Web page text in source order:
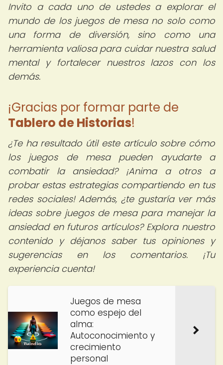
Invito a cada uno de ustedes a explorar el
mundo de los juegos de mesa no solo como
una forma de diversión, sino como una
herramienta valiosa para cuidar nuestra salud
mental y fortalecer nuestros lazos con los
demás.
¡Gracias por formar parte de
Tablero de Historias!
¿Te ha resultado útil este artículo sobre cómo
los juegos de mesa pueden ayudarte a
combatir la ansiedad? ¡Anima a otros a
probar estas estrategias compartiendo en tus
redes sociales! Además, ¿te gustaría ver más
ideas sobre juegos de mesa para manejar la
ansiedad en futuros artículos? Explora nuestro
contenido y déjanos saber tus opiniones y
sugerencias en los comentarios. ¡Tu
experiencia cuenta!
Juegos de mesa
como espejo del
alma:
Autoconocimiento y
crecimiento
personal